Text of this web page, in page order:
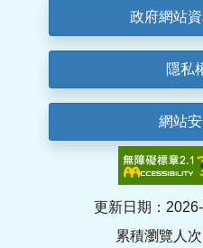
政府網站
隱私
網站
更新日期：
累積瀏覽人